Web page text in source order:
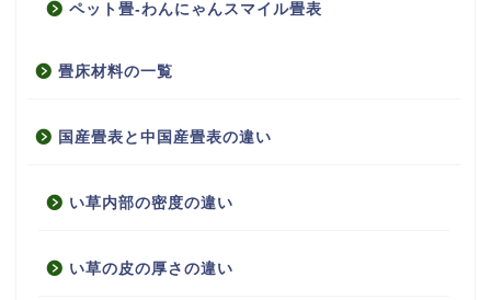
ペット畳-わんにゃんスマイル畳表
畳床材料の一覧
国産畳表と中国産畳表の違い
い草内部の密度の違い
い草の皮の厚さの違い